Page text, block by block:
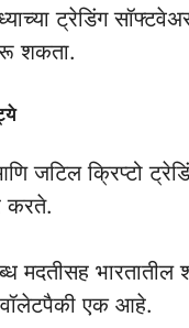
ट्रेडिंग
शकता.
जटिल क्रिप्टो
भारतातील
वॉलेटपैकी एक आहे.